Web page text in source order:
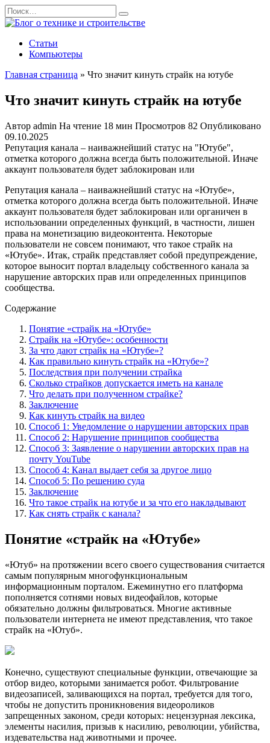
Перейти
к
Search
for:
Статьи
Компьютеры
Главная страница » Что значит кинуть страйк на ютубе
Что значит кинуть страйк на ютубе
Автор admin На чтение 18 мин Просмотров 82 Опубликовано
09.10.2025
Репутация канала – наиважнейший статус на "Ютубе",
отметка которого должна всегда быть положительной. Иначе
аккаунт пользователя будет заблокирован или
Репутация канала – наиважнейший статус на «Ютубе»,
отметка которого должна всегда быть положительной. Иначе
аккаунт пользователя будет заблокирован или органичен в
использовании определенных функций, в частности, лишен
права на монетизацию видеоконтента. Некоторые
пользователи не совсем понимают, что такое страйк на
«Ютубе». Итак, страйк представляет собой предупреждение,
которое выносит портал владельцу собственного канала за
нарушение авторских прав или определенных принципов
сообщества.
Содержание
Понятие «страйк на «Ютубе»
Страйк на «Ютубе»: особенности
За что дают страйк на «Ютубе»?
Как правильно кинуть страйк на «Ютубе»?
Последствия при получении страйка
Сколько страйков допускается иметь на канале
Что делать при полученном страйке?
Заключение
Как кинуть страйк на видео
Способ 1: Уведомление о нарушении авторских прав
Способ 2: Нарушение принципов сообщества
Способ 3: Заявление о нарушении авторских прав на
почту YouTube
Способ 4: Канал выдает себя за другое лицо
Способ 5: По решению суда
Заключение
Что такое страйк на ютубе и за что его накладывают
Как снять страйк с канала?
Понятие «страйк на «Ютубе»
«Ютуб» на протяжении всего своего существования считается
самым популярным многофункциональным
информационным порталом. Ежеминутно его платформа
пополняется сотнями новых видеофайлов, которые
обязательно должны фильтроваться. Многие активные
пользователи интернета не имеют представления, что такое
страйк на «Ютуб».
Конечно, существуют специальные функции, отвечающие за
отбор видео, которыми занимается робот. Фильтрование
видеозаписей, заливающихся на портал, требуется для того,
чтобы не допустить проникновения видеороликов
запрещенных законом, среди которых: нецензурная лексика,
элементы насилия, призыв к насилию, революции, убийства,
издевательства над животными и прочее.